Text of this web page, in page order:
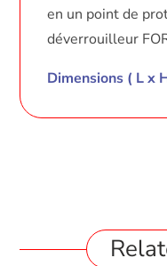
en un point de
déverrouilleur
Dimensions ( L x